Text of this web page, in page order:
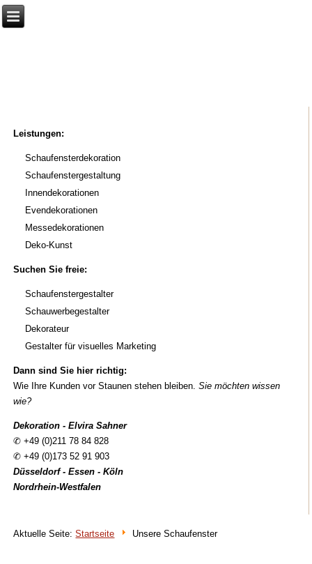
Leistungen:
Schaufensterdekoration
Schaufenstergestaltung
Innendekorationen
Evendekorationen
Messedekorationen
Deko-Kunst
Suchen Sie freie:
Schaufenstergestalter
Schauwerbegestalter
Dekorateur
Gestalter für visuelles Marketing
Dann sind Sie hier richtig:
Wie Ihre Kunden vor Staunen stehen bleiben.Sie möchten wissen
wie?
Dekoration - Elvira Sahner
✆ +49 (0)211 78 84 828
✆ +49 (0)173 52 91 903
Düsseldorf - Essen - Köln
Nordrhein-Westfalen
Aktuelle Seite:Startseite Unsere Schaufenster